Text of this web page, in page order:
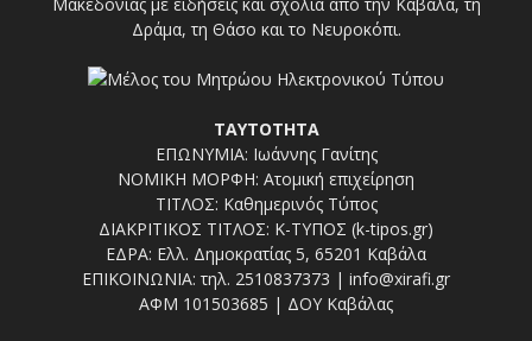
Μακεδονίας με ειδήσεις και σχόλια από την Καβάλα, τη
Δράμα, τη Θάσο και το Νευροκόπι.
ΤΑΥΤΟΤΗΤΑ
ΕΠΩΝΥΜΙΑ: Ιωάννης Γανίτης
ΝΟΜΙΚΗ ΜΟΡΦΗ: Ατομική επιχείρηση
ΤΙΤΛΟΣ: Καθημερινός Τύπος
ΔΙΑΚΡΙΤΙΚΟΣ ΤΙΤΛΟΣ: Κ-ΤΥΠΟΣ (k-tipos.gr)
ΕΔΡΑ: Ελλ. Δημοκρατίας 5, 65201 Καβάλα
ΕΠΙΚΟΙΝΩΝΙΑ: τηλ. 2510837373 | info@xirafi.gr
ΑΦΜ 101503685 | ΔΟΥ Καβάλας